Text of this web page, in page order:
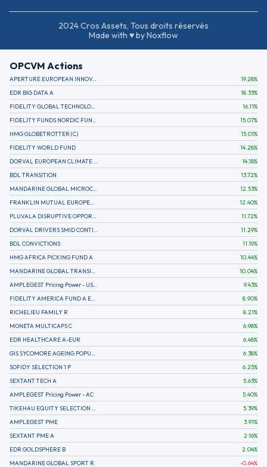
2024 Cros Assets, Tous droits réservés
Made with ♥ by Noxflow
OPCVM Actions
APERTURE EUROPEAN INNOVATION 19.28%
EDR BIG DATA A
18.33%
16.11%
15.07%
HMG GLOBETROTTER (C)
15.01%
FIDELITY WORLD FUND
14.28%
14.18%
BDL TRANSITION
13.72%
12.53%
12.40%
11.72%
11.29%
BDL CONVICTIONS
11.19%
HMG AFRICA PICKING FUND A
10.44%
10.04%
9.43%
8.90%
RICHELIEU FAMILY R
8.21%
MONETA MULTICAPS C
6.98%
EDR HEALTHCARE A-EUR
6.48%
6.38%
SOFIDY SELECTION 1 P
6.25%
SEXTANT TECH A
5.63%
AMPLEGEST Pricing Power - AC
5.40%
5.39%
AMPLEGEST PME
3.91%
SEXTANT PME A
2.16%
EDR GOLDSPHERE B
2.04%
MANDARINE GLOBAL SPORT R
-0.64%